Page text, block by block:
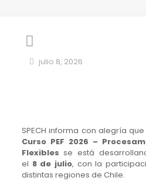
julio 8, 2026
SPECH informa con alegría
Curso PEF 2026 –
Flexibles se está
el 8 de julio, con la
distintas regiones de Chile.